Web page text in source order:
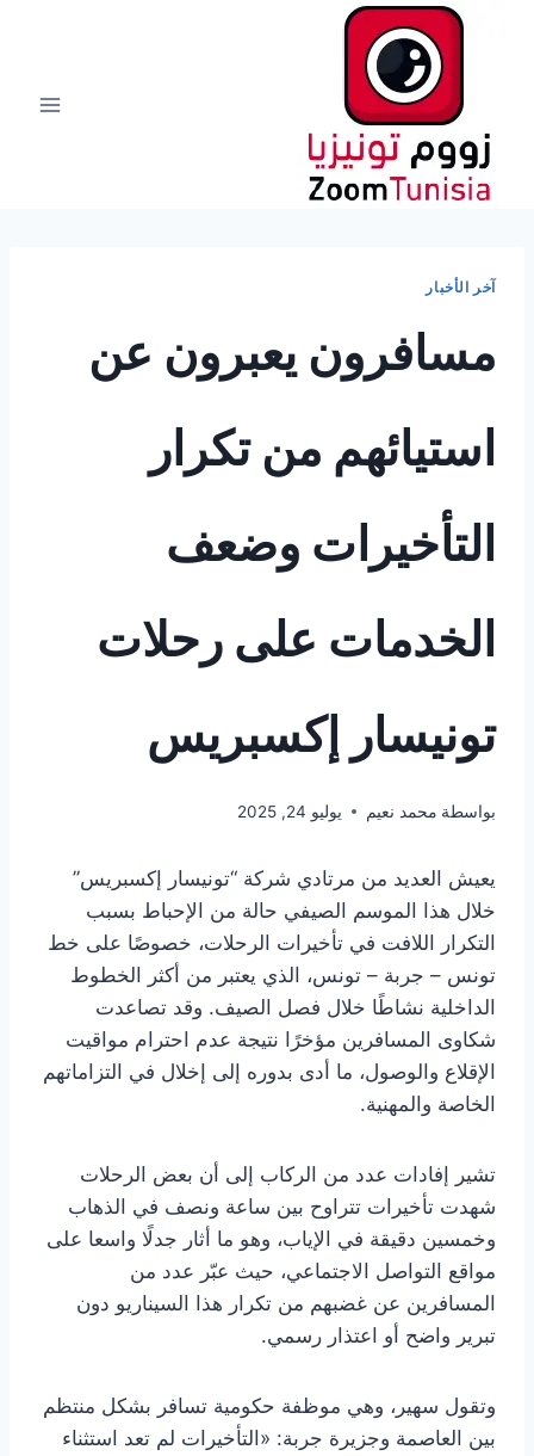
آخر الأخبار
مسافرون يعبرون عن
استيائهم من تكرار
التأخيرات وضعف
الخدمات على رحلات
تونيسار إكسبريس
بواسطة محمد نعيم يوليو 24, 2025
يعيش العديد من مرتادي شركة “تونيسار إكسبريس”
خلال هذا الموسم الصيفي حالة من الإحباط بسبب
التكرار اللافت في تأخيرات الرحلات، خصوصًا على خط
تونس – جربة – تونس، الذي يعتبر من أكثر الخطوط
الداخلية نشاطًا خلال فصل الصيف. وقد تصاعدت
شكاوى المسافرين مؤخرًا نتيجة عدم احترام مواقيت
الإقلاع والوصول، ما أدى بدوره إلى إخلال في التزاماتهم
الخاصة والمهنية.
تشير إفادات عدد من الركاب إلى أن بعض الرحلات
شهدت تأخيرات تتراوح بين ساعة ونصف في الذهاب
وخمسين دقيقة في الإياب، وهو ما أثار جدلًا واسعا على
مواقع التواصل الاجتماعي، حيث عبّر عدد من
المسافرين عن غضبهم من تكرار هذا السيناريو دون
تبرير واضح أو اعتذار رسمي.
وتقول سهير، وهي موظفة حكومية تسافر بشكل منتظم
بين العاصمة وجزيرة جربة: «التأخيرات لم تعد استثناء